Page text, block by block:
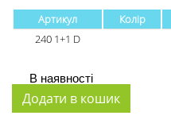
Артикул Колір
240 1+1 D
В наявності